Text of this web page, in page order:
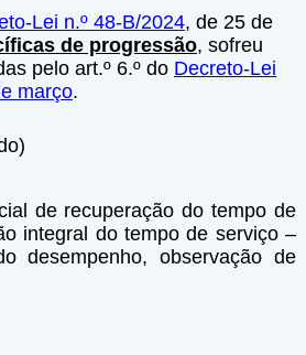
Lei n.º 48-B/2024, de 25 de
de progressão, sofreu
pelo art.º 6.º do Decreto-Lei
março.
de recuperação do tempo de
integral do tempo de serviço –
desempenho, observação de